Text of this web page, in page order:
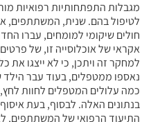
מגבלות התפתחותיות רפואיות
לטיפול בהם. שנית, המשתתפים,
נאספו ממטפלים, בעוד עבר הילד
כמה עלולים המטפלים לחוות
בנתונים האלה. לבסוף, בעת
התיעוד הרפואי של המשתתפים,